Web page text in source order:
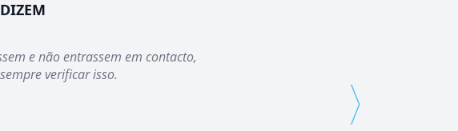
e não entrassem em contacto,
verificar isso.
⟩